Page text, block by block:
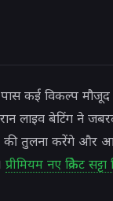
कई विकल्प मौजूद
लाइव बेटिंग ने
की तुलना करेंगे
प्रीमियम नए क्रिकेट